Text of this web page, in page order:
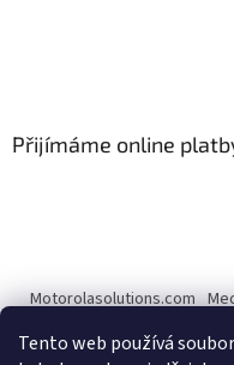
Tento web používá
Přijímáme online
Motorolasolutions.com